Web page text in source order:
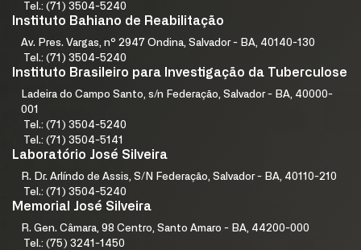
Tel.: (71) 3504-5240
Instituto Bahiano de Reabilitação
Av. Pres. Vargas, nº 2947 Ondina, Salvador - BA, 40140-130
Tel.: (71) 3504-5240
Instituto Brasileiro para Investigação da Tuberculose
Ladeira do Campo Santo, s/n Federação, Salvador - BA, 40000-
001
Tel.: (71) 3504-5240
Tel.: (71) 3504-5141
Laboratório José Silveira
R. Dr. Arlíndo de Assis, S/N Federação, Salvador - BA, 40110-210
Tel.: (71) 3504-5240
Memorial José Silveira
R. Gen. Câmara, 98 Centro, Santo Amaro - BA, 44200-000
Tel.: (75) 3241-1450